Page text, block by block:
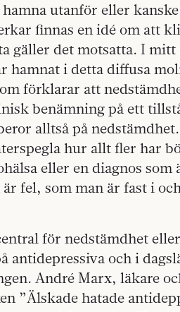
utanför eller
finnas en idé om att
gäller det motsatta. I mitt
hamnat i detta diffusa
förklarar att
benämning på ett
alltså på
hur allt fler har
eller en diagnos som
fel, som man är fast i
för nedstämdhet
antidepressiva och i
André Marx, läkare
”Älskade hatade